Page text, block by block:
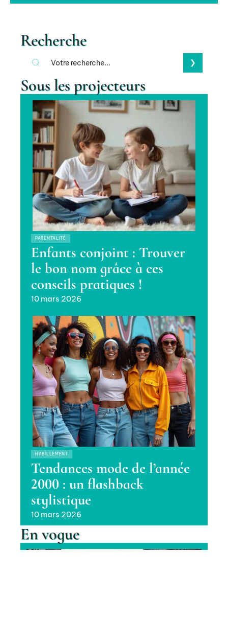
Recherche
Sous les projecteurs
PARENTALITÉ
Enfants conjoint : Trouver
le bon nom grâce à ces
conseils pratiques !
10 mars 2026
HABILLEMENT
Tendances mode de l’année
2000 : un flashback
stylistique
10 mars 2026
En vogue